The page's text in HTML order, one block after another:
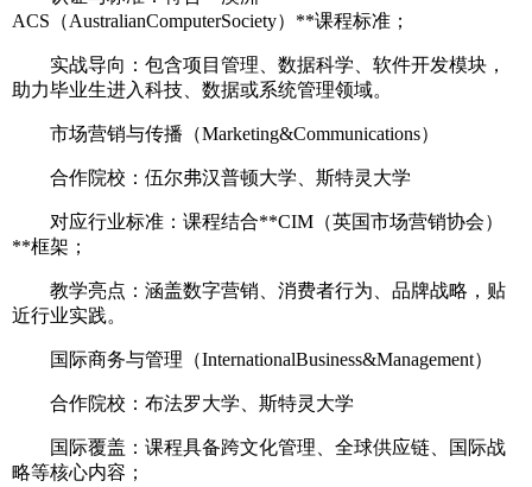
ACS（AustralianComputerSociety）**课程标准；
实战导向：包含项目管理、数据科学、软件开发模块，
助力毕业生进入科技、数据或系统管理领域。
市场营销与传播（Marketing&Communications）
合作院校：伍尔弗汉普顿大学、斯特灵大学
对应行业标准：课程结合**CIM（英国市场营销协会）
**框架；
教学亮点：涵盖数字营销、消费者行为、品牌战略，贴
近行业实践。
国际商务与管理（InternationalBusiness&Management）
合作院校：布法罗大学、斯特灵大学
国际覆盖：课程具备跨文化管理、全球供应链、国际战
略等核心内容；